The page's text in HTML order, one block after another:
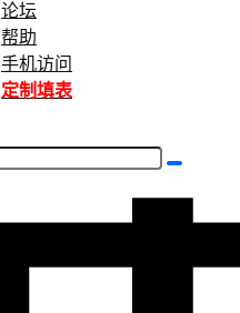
论坛
帮助
手机访问
定制填表